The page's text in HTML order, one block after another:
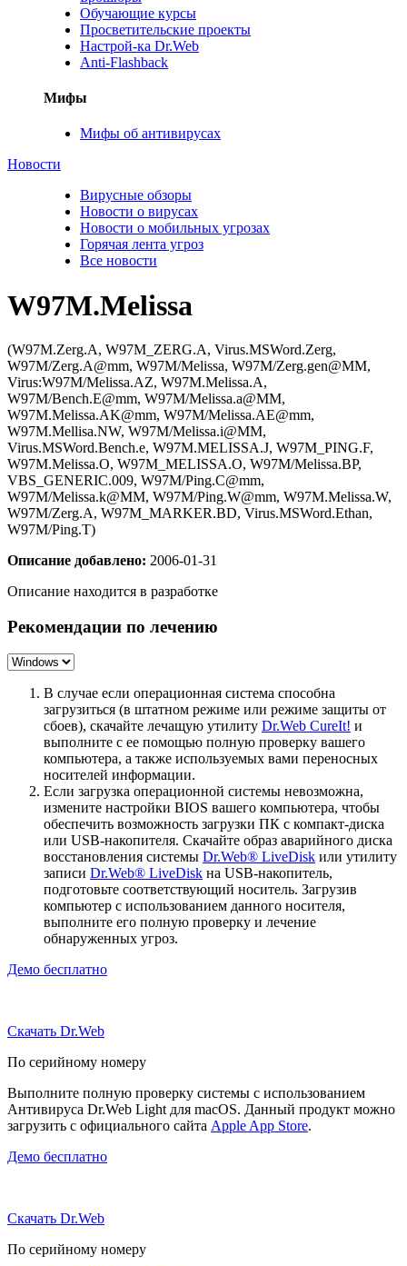
Обучающие курсы
Просветительские проекты
Настрой-ка Dr.Web
Anti-Flashback
Мифы
Мифы об антивирусах
Новости
Вирусные обзоры
Новости о вирусах
Новости о мобильных угрозах
Горячая лента угроз
Все новости
W97M.Melissa
(W97M.Zerg.A, W97M_ZERG.A, Virus.MSWord.Zerg,
W97M/Zerg.A@mm, W97M/Melissa, W97M/Zerg.gen@MM,
Virus:W97M/Melissa.AZ, W97M.Melissa.A,
W97M/Bench.E@mm, W97M/Melissa.a@MM,
W97M.Melissa.AK@mm, W97M/Melissa.AE@mm,
W97M.Mellisa.NW, W97M/Melissa.i@MM,
Virus.MSWord.Bench.e, W97M.MELISSA.J, W97M_PING.F,
W97M.Melissa.O, W97M_MELISSA.O, W97M/Melissa.BP,
VBS_GENERIC.009, W97M/Ping.C@mm,
W97M/Melissa.k@MM, W97M/Ping.W@mm, W97M.Melissa.W,
W97M/Zerg.A, W97M_MARKER.BD, Virus.MSWord.Ethan,
W97M/Ping.T)
Описание добавлено: 2006-01-31
Описание находится в разработке
Рекомендации по лечению
В случае если операционная система способна
загрузиться (в штатном режиме или режиме защиты от
сбоев), скачайте лечащую утилиту Dr.Web CureIt! и
выполните с ее помощью полную проверку вашего
компьютера, а также используемых вами переносных
носителей информации.
Если загрузка операционной системы невозможна,
измените настройки BIOS вашего компьютера, чтобы
обеспечить возможность загрузки ПК с компакт-диска
или USB-накопителя. Скачайте образ аварийного диска
восстановления системы Dr.Web® LiveDisk или утилиту
записи Dr.Web® LiveDisk на USB-накопитель,
подготовьте соответствующий носитель. Загрузив
компьютер с использованием данного носителя,
выполните его полную проверку и лечение
обнаруженных угроз.
Демо бесплатно
Скачать Dr.Web
По серийному номеру
Выполните полную проверку системы с использованием
Антивируса Dr.Web Light для macOS. Данный продукт можно
загрузить с официального сайта Apple App Store.
Демо бесплатно
Скачать Dr.Web
По серийному номеру